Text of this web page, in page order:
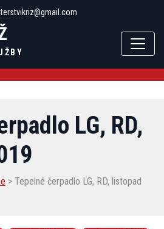
LG, RD,
> Tepelné čerpadlo LG, RD, listopad